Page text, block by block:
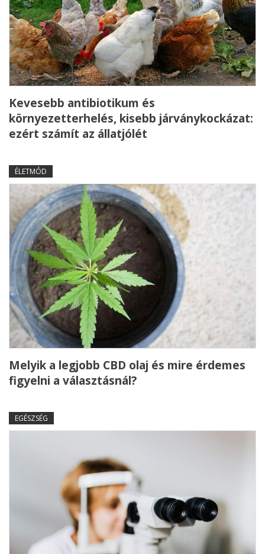
Kevesebb antibiotikum és
környezetterhelés, kisebb járványkockázat:
ezért számít az állatjólét
ÉLETMÓD
Melyik a legjobb CBD olaj és mire érdemes
figyelni a választásnál?
EGÉSZSÉG